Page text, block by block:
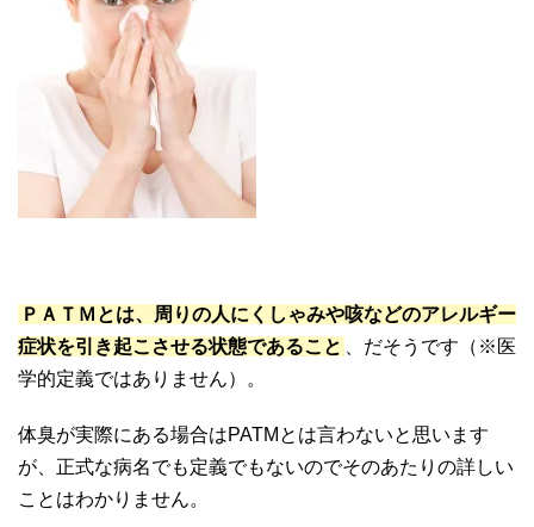
ＰＡＴＭとは、周りの人にくしゃみや咳などのアレルギー
症状を引き起こさせる状態であること
、だそうです（※医
学的定義ではありません）。
体臭が実際にある場合はPATMとは言わないと思います
が、正式な病名でも定義でもないのでそのあたりの詳しい
ことはわかりません。